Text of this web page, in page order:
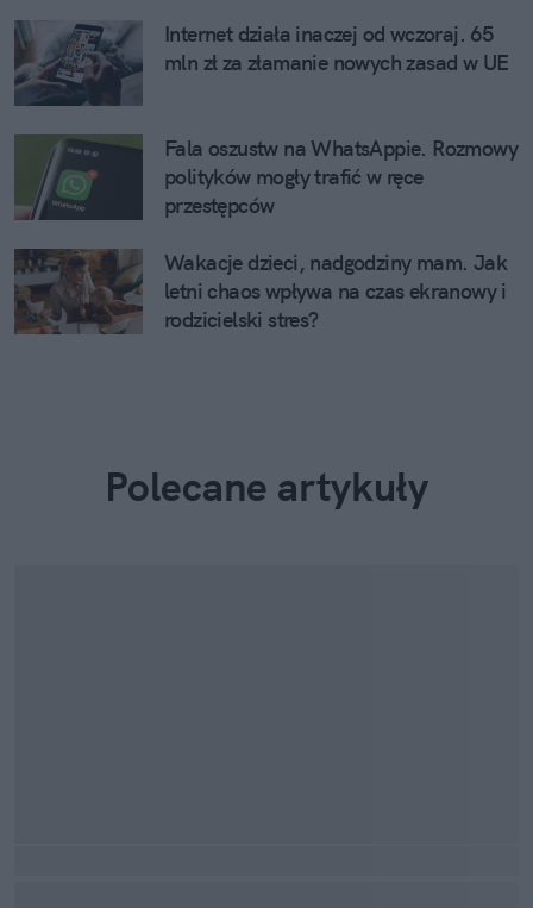
Internet działa inaczej od wczoraj. 65
mln zł za złamanie nowych zasad w UE
Fala oszustw na WhatsAppie. Rozmowy
polityków mogły trafić w ręce
przestępców
Wakacje dzieci, nadgodziny mam. Jak
letni chaos wpływa na czas ekranowy i
rodzicielski stres?
Polecane artykuły